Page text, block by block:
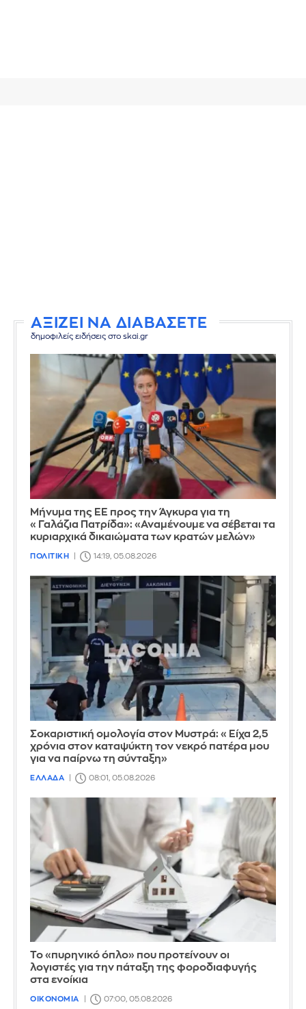
ΑΞΙΖΕΙ ΝΑ ΔΙΑΒΑΣΕΤΕ
δημοφιλείς ειδήσεις στο skai.gr
Μήνυμα της ΕΕ προς την Άγκυρα για τη
«Γαλάζια Πατρίδα»: «Αναμένουμε να σέβεται τα
κυριαρχικά δικαιώματα των κρατών μελών»
ΠΟΛΙΤΙΚΗ 14:19, 05.08.2026
Σοκαριστική ομολογία στον Μυστρά: «Είχα 2,5
χρόνια στον καταψύκτη τον νεκρό πατέρα μου
για να παίρνω τη σύνταξη»
ΕΛΛΑΔΑ 08:01, 05.08.2026
Το «πυρηνικό όπλο» που προτείνουν οι
λογιστές για την πάταξη της φοροδιαφυγής
στα ενοίκια
ΟΙΚΟΝΟΜΙΑ 07:00, 05.08.2026